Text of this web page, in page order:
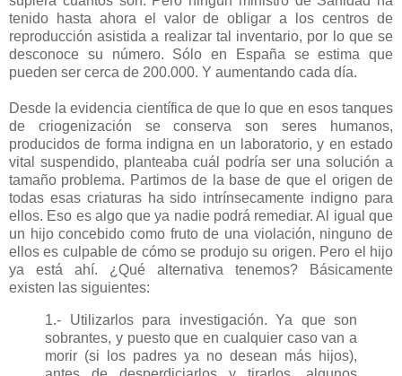
tenido hasta ahora el valor de obligar a los centros de
reproducción asistida a realizar tal inventario, por lo que se
desconoce su número. Sólo en España se estima que
pueden ser cerca de 200.000. Y aumentando cada día.
Desde la evidencia científica de que lo que en esos tanques
de criogenización se conserva son seres humanos,
producidos de forma indigna en un laboratorio, y en estado
vital suspendido, planteaba cuál podría ser una solución a
tamaño problema. Partimos de la base de que el origen de
todas esas criaturas ha sido intrínsecamente indigno para
ellos. Eso es algo que ya nadie podrá remediar. Al igual que
un hijo concebido como fruto de una violación, ninguno de
ellos es culpable de cómo se produjo su origen. Pero el hijo
ya está ahí. ¿Qué alternativa tenemos? Básicamente
existen las siguientes:
1.- Utilizarlos para investigación. Ya que son
sobrantes, y puesto que en cualquier caso van a
morir (si los padres ya no desean más hijos),